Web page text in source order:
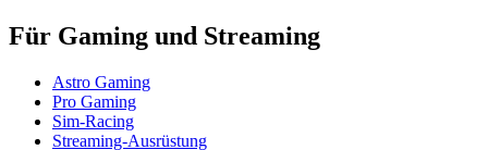
Für Gaming und Streaming
Astro Gaming
Pro Gaming
Sim-Racing
Streaming-Ausrüstung